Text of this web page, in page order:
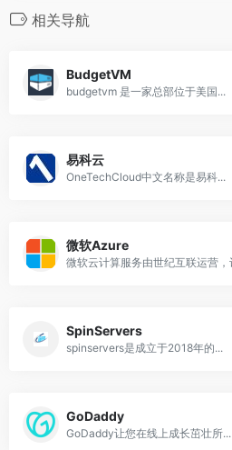
相关导航
BudgetVM
budgetvm 是一家总部位于美国...
易科云
OneTechCloud中文名称是易科...
微软Azure
SpinServers
spinservers是成立于2018年的...
GoDaddy
GoDaddy让您在线上成长茁壮所...